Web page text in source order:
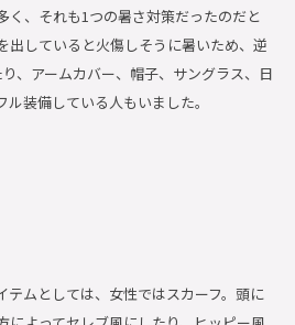
く、それも1つの暑さ対策だったのだと
出していると火傷しそうに暑いため、逆
、アームカバー、帽子、サングラス、日
装備している人もいました。
テムとしては、女性ではスカーフ。頭に